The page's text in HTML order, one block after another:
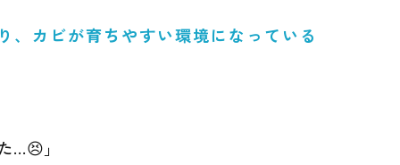
、カビが育ちやすい環境になっている
…😣」